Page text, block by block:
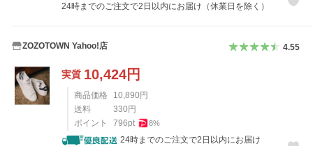
24時までのご注文で2日以内にお届け（休業日を除く）
ZOZOTOWN Yahoo!店 4.55
実質 10,424円
商品価格 10,890円
送料
330円
ポイント
796pt 8%
24時までのご注文で2日以内にお届け